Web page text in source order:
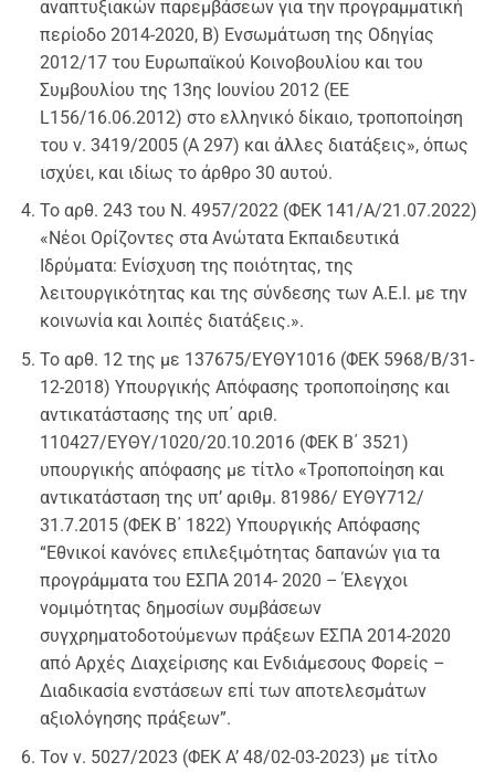
αναπτυξιακών παρεμβάσεων για την προγραμματική
περίοδο 2014-2020, Β) Ενσωμάτωση της Οδηγίας
2012/17 του Ευρωπαϊκού Κοινοβουλίου και του
Συμβουλίου της 13ης Ιουνίου 2012 (ΕΕ
L156/16.06.2012) στο ελληνικό δίκαιο, τροποποίηση
του ν. 3419/2005 (Α 297) και άλλες διατάξεις», όπως
ισχύει, και ιδίως το άρθρο 30 αυτού.
Το αρθ. 243 του Ν. 4957/2022 (ΦΕΚ 141/Α/21.07.2022)
«Νέοι Ορίζοντες στα Ανώτατα Εκπαιδευτικά
Ιδρύματα: Ενίσχυση της ποιότητας, της
λειτουργικότητας και της σύνδεσης των Α.Ε.Ι. με την
κοινωνία και λοιπές διατάξεις.».
Το αρθ. 12 της με 137675/EΥΘΥ1016 (ΦΕΚ 5968/Β/31-
12-2018) Υπουργικής Απόφασης τροποποίησης και
αντικατάστασης της υπ΄ αριθ.
110427/EΥΘΥ/1020/20.10.2016 (ΦΕΚ Β΄ 3521)
υπουργικής απόφασης με τίτλο «Τροποποίηση και
αντικατάσταση της υπ’ αριθμ. 81986/ ΕΥΘΥ712/
31.7.2015 (ΦΕΚ Β΄ 1822) Υπουργικής Απόφασης
“Εθνικοί κανόνες επιλεξιμότητας δαπανών για τα
προγράμματα του ΕΣΠΑ 2014- 2020 – Έλεγχοι
νομιμότητας δημοσίων συμβάσεων
συγχρηματοδοτούμενων πράξεων ΕΣΠΑ 2014-2020
από Αρχές Διαχείρισης και Ενδιάμεσους Φορείς –
Διαδικασία ενστάσεων επί των αποτελεσμάτων
αξιολόγησης πράξεων”.
Τον ν. 5027/2023 (ΦΕΚ A’ 48/02-03-2023) με τίτλο